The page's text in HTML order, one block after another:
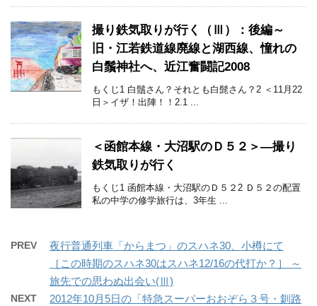
撮り鉄気取りが行く（Ⅲ）：後編～
旧・江若鉄道線廃線と湖西線、憧れの
白鬚神社へ、近江奮闘記2008
もくじ1 白鬚さん？それとも白髭さん？2 ＜11月22
日＞イザ！出陣！！2.1 ...
＜函館本線・大沼駅のＤ５２＞―撮り
鉄気取りが行く
もくじ1 函館本線・大沼駅のＤ５２2 Ｄ５２の配置
私の中学の修学旅行は、3年生 ...
PREV
夜行普通列車「からまつ」のスハネ30、小樽にて
［この時期のスハネ30はスハネ12/16の代打か？］ ～
旅先での思わぬ出会い(Ⅲ)
NEXT
2012年10月5日の「特急スーパーおおぞら３号・釧路